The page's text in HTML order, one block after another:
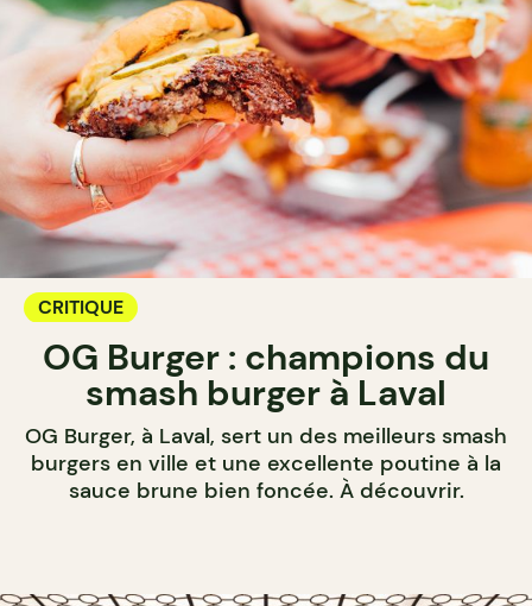
CRITIQUE
OG Burger : champions du
smash burger à Laval
OG Burger, à Laval, sert un des meilleurs smash
burgers en ville et une excellente poutine à la
sauce brune bien foncée. À découvrir.